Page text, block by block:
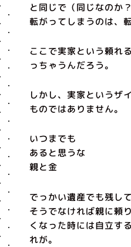
と同じで（同じなのか
転がってしまうのは、
ここで実家という頼れ
っちゃうんだろう。
しかし、実家というザ
ものではありません。
いつまでも
あると思うな
親と金
でっかい遺産でも残し
そうでなければ親に頼
くなった時には自立す
れが。